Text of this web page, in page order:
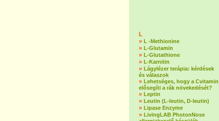
L
» L -Methionine
» L-Glutamin
» L-Glutathione
» L-Karnitin
» Lágylézer terápia: kérdések
és válaszok
» Lehetséges, hogy a Cvitamin
elősegíti a rák növekedését?
» Leptin
» Leutin (L-leutin, D-leutin)
» Lipase Enzyme
» LivingLAB PhotonNose